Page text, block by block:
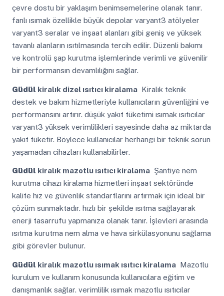
çevre dostu bir yaklaşım benimsemelerine olanak tanır.
fanlı ısımak özellikle büyük depolar varyant3 atölyeler
varyant3 seralar ve inşaat alanları gibi geniş ve yüksek
tavanlı alanların ısıtılmasında tercih edilir. Düzenli bakımı
ve kontrolü şap kurutma işlemlerinde verimli ve güvenilir
bir performansın devamlılığını sağlar.
Güdül kiralık dizel ısıtıcı kiralamaKiralık teknik
destek ve bakım hizmetleriyle kullanıcıların güvenliğini ve
performansını artırır. düşük yakıt tüketimi ısımak ısıtıcılar
varyant3 yüksek verimlilikleri sayesinde daha az miktarda
yakıt tüketir. Böylece kullanıcılar herhangi bir teknik sorun
yaşamadan cihazları kullanabilirler.
Güdül kiralık mazotlu ısıtıcı kiralamaŞantiye nem
kurutma cihazı kiralama hizmetleri inşaat sektöründe
kalite hız ve güvenlik standartlarını artırmak için ideal bir
çözüm sunmaktadır. hızlı bir şekilde ısıtma sağlayarak
enerji tasarrufu yapmanıza olanak tanır. İşlevleri arasında
ısıtma kurutma nem alma ve hava sirkülasyonunu sağlama
gibi görevler bulunur.
Güdül kiralık mazotlu ısımak ısıtıcı kiralamaMazotlu
kurulum ve kullanım konusunda kullanıcılara eğitim ve
danışmanlık sağlar. verimlilik ısımak mazotlu ısıtıcılar